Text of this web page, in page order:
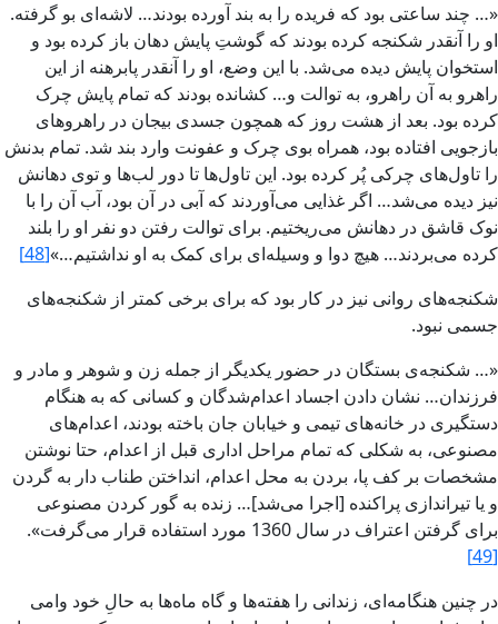
«… چند ساعتى بود که فريده را به بند آورده بودند… لاشه‌اى بو گرفته.
او را آنقدر شکنجه کرده بودند که گوشتِ پايش‏ دهان باز کرده بود و
استخوان پايش‏ ديده مى‌شد. با اين وضع، او را آنقدر پابرهنه از اين
راهرو به آن راهرو، به توالت و… کشانده بودند که تمام پايش‏ چرک
کرده بود. بعد از هشت روز که همچون جسدى بيجان در راهروهاى
بازجويى افتاده بود، همراه بوى چرک و عفونت وارد بند شد. تمام بدنش‏
را تاول‌هاى چرکى پُر کرده بود. اين تاول‌ها تا دور لب‌ها و توى دهانش‏
نيز ديده مى‌شد… اگر غذايى مى‌آوردند که آبى در آن بود، آب آن را با
نوک قاشق در دهانش‏ مى‌ريختيم. براى توالت رفتن دو نفر او را بلند
کرده مى‌بردند… هيچ دوا و وسيله‌اى براى کمک به او نداشتيم…»[48]
شکنجه‌هاى روانى نيز در کار بود که براى برخى کمتر از شکنجه‌هاى
جسمى نبود.
«… شکنجه‌ى بستگان در حضور يکديگر از جمله زن و شوهر و مادر و
فرزندان… نشان دادن اجساد اعدام‌شدگان و کسانى که به هنگام
دستگيرى در خانه‌هاى تيمى و خيابان جان باخته بودند، اعدام‌هاى
مصنوعى، به شکلى که تمام مراحل ادارى قبل از اعدام، حتا نوشتن
مشخصات بر کف پا، بردن به محل اعدام، انداختن طناب دار به گردن
و يا تيراندازى پراکنده [اجرا مى‌شد]… زنده به گور کردن مصنوعى
براى گرفتن اعتراف در سال 1360 مورد استفاده قرار مى‌گرفت‌».
[49]
در چنين هنگامه‌اى، زندانى را هفته‌ها و گاه ماه‌ها به حالِ خود وا‌مى